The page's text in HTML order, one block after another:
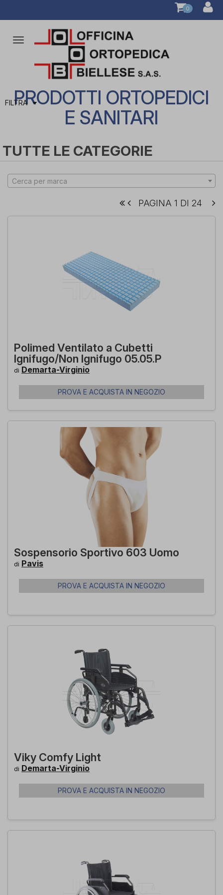
0
Attiva/disattiva
navigazione
FILTRA
PRODOTTI ORTOPEDICI
E SANITARI
TUTTE LE CATEGORIE
Cerca per marca
PAGINA 1 DI 24
Polimed Ventilato a Cubetti
Ignifugo/Non Ignifugo 05.05.P
di Demarta-Virginio
PROVA E ACQUISTA IN NEGOZIO
Sospensorio Sportivo 603 Uomo
di Pavis
PROVA E ACQUISTA IN NEGOZIO
Viky Comfy Light
di Demarta-Virginio
PROVA E ACQUISTA IN NEGOZIO